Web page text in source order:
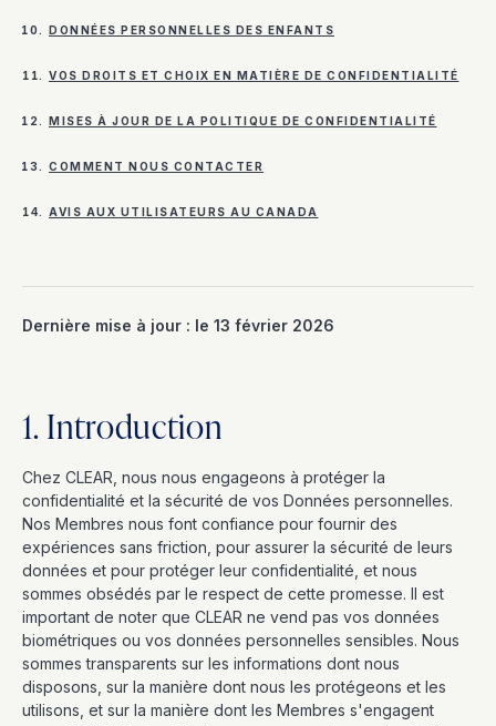
DONNÉES PERSONNELLES DES ENFANTS
VOS DROITS ET CHOIX EN MATIÈRE DE CONFIDENTIALITÉ
MISES À JOUR DE LA POLITIQUE DE CONFIDENTIALITÉ
COMMENT NOUS CONTACTER
AVIS AUX UTILISATEURS AU CANADA
Dernière mise à jour : le 13 février 2026
1. Introduction
Chez CLEAR, nous nous engageons à protéger la
confidentialité et la sécurité de vos Données personnelles.
Nos Membres nous font confiance pour fournir des
expériences sans friction, pour assurer la sécurité de leurs
données et pour protéger leur confidentialité, et nous
sommes obsédés par le respect de cette promesse. Il est
important de noter que CLEAR ne vend pas vos données
biométriques ou vos données personnelles sensibles. Nous
sommes transparents sur les informations dont nous
disposons, sur la manière dont nous les protégeons et les
utilisons, et sur la manière dont les Membres s'engagent